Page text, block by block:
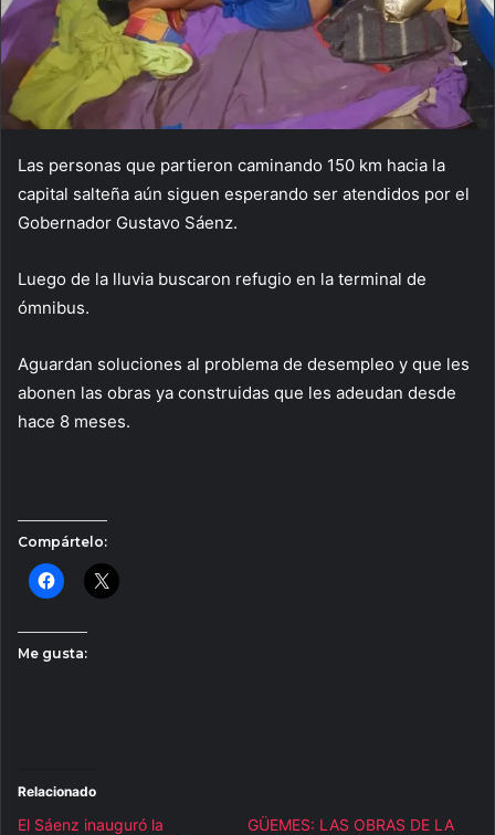
Las personas que partieron caminando 150 km hacia la
capital salteña aún siguen esperando ser atendidos por el
Gobernador Gustavo Sáenz.
Luego de la lluvia buscaron refugio en la terminal de
ómnibus.
Aguardan soluciones al problema de desempleo y que les
abonen las obras ya construidas que les adeudan desde
hace 8 meses.
Compártelo:
Me gusta:
Relacionado
El Sáenz inauguró la
GÜEMES: LAS OBRAS DE LA